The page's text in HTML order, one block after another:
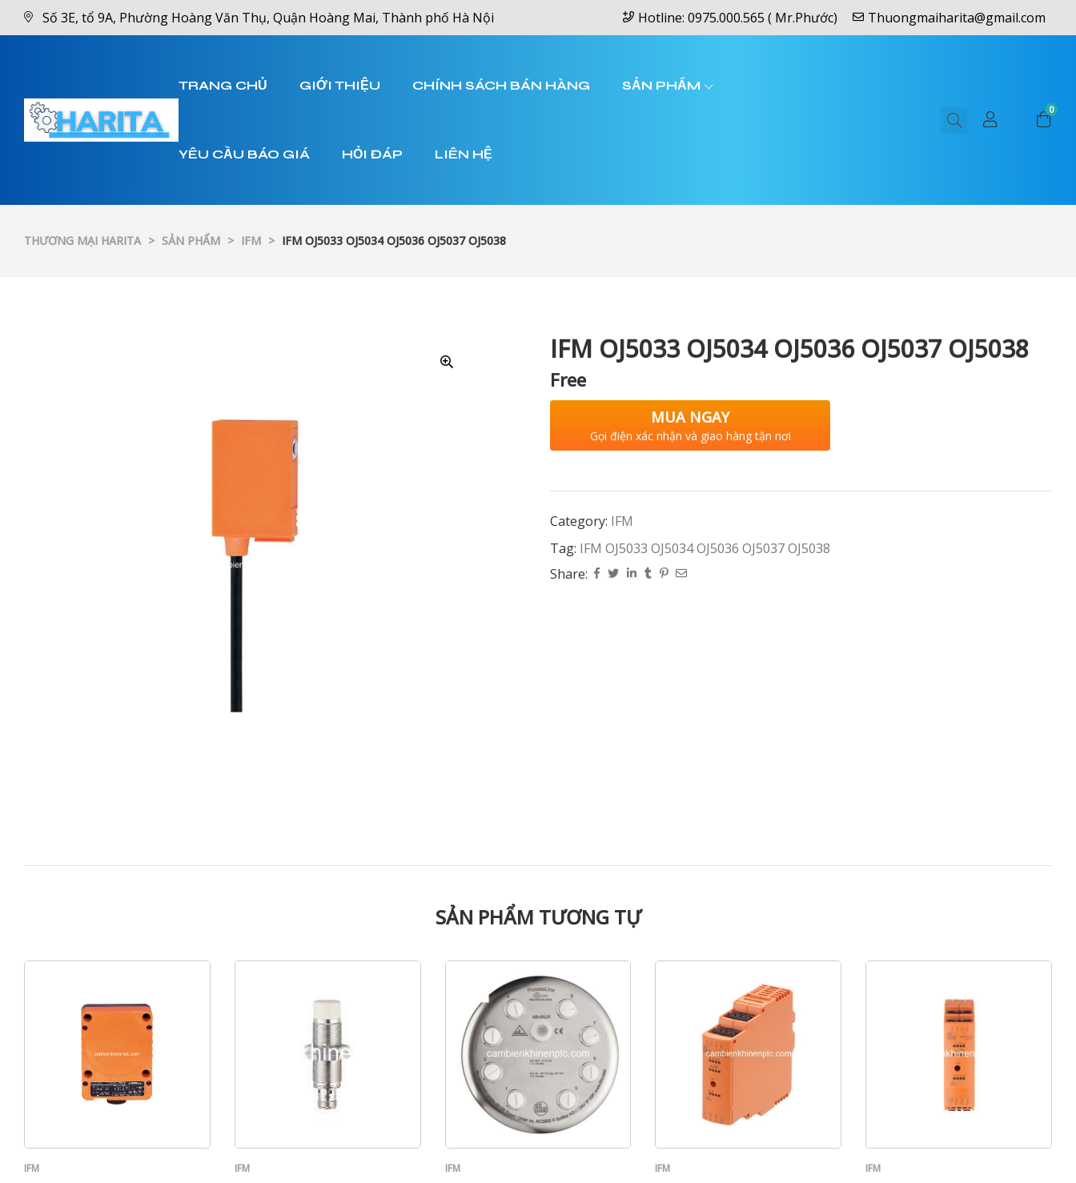
Số 3E, tổ 9A, Phường Hoàng Văn Thụ, Quận Hoàng Mai, Thành phố Hà Nội Hotline: 0975.000.565 ( Mr.Phước) Thuongmaiharita@gmail.com
TRANG CHỦ GIỚI THIỆU CHÍNH SÁCH BÁN HÀNG SẢN PHẨM
YÊU CẦU BÁO GIÁ HỎI ĐÁP LIÊN HỆ
0
THƯƠNG MẠI HARITA > SẢN PHẨM > IFM > IFM OJ5033 OJ5034 OJ5036 OJ5037 OJ5038
IFM OJ5033 OJ5034 OJ5036 OJ5037 OJ5038
Free
MUA NGAY
Gọi điện xác nhận và giao hàng tận nơi
Category: IFM
Tag: IFM OJ5033 OJ5034 OJ5036 OJ5037 OJ5038
Share:
SẢN PHẨM TƯƠNG TỰ
IFM IFM IFM IFM IFM